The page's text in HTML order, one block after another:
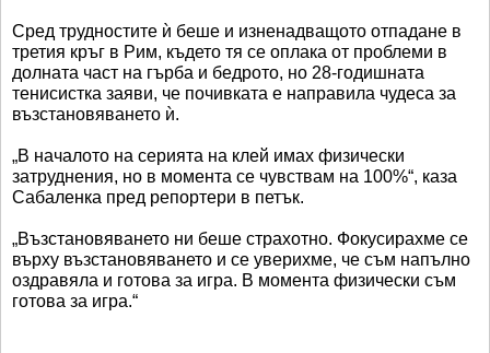
Сред трудностите ѝ беше и изненадващото отпадане в
третия кръг в Рим, където тя се оплака от проблеми в
долната част на гърба и бедрото, но 28-годишната
тенисистка заяви, че почивката е направила чудеса за
възстановяването ѝ.
„В началото на серията на клей имах физически
затруднения, но в момента се чувствам на 100%“, каза
Сабаленка пред репортери в петък.
„Възстановяването ни беше страхотно. Фокусирахме се
върху възстановяването и се уверихме, че съм напълно
оздравяла и готова за игра. В момента физически съм
готова за игра.“